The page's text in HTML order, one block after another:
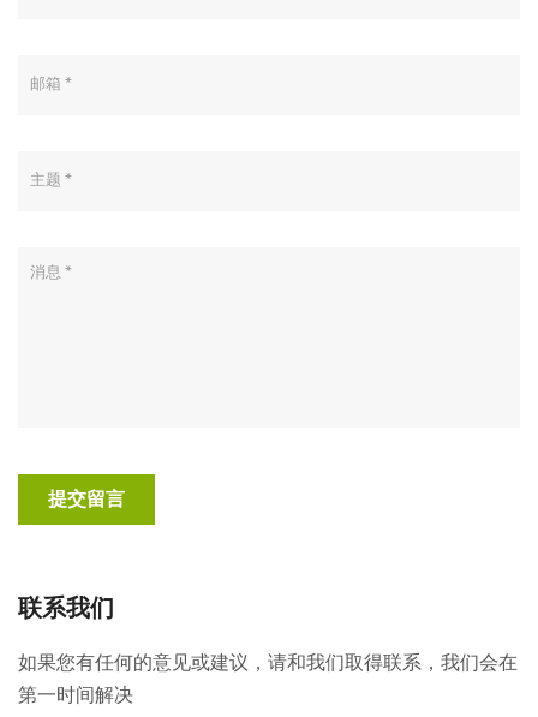
提交留言
联系我们
如果您有任何的意见或建议，请和我们取得联系，我们会在
第一时间解决